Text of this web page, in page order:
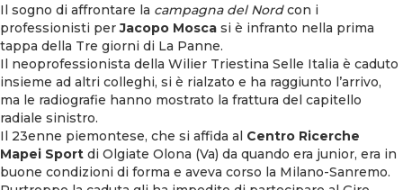
Il sogno di affrontare la campagna del Nordcon i
professionisti perJacopo Mosca si è infranto nella prima
tappa della Tre giorni di La Panne.
Il neoprofessionista della Wilier Triestina Selle Italia è caduto
insieme ad altri colleghi, si è rialzato e ha raggiunto l’arrivo,
ma le radiografie hanno mostrato la frattura del capitello
radiale sinistro.
Il 23enne piemontese, che si affida al Centro Ricerche
Mapei Sport di Olgiate Olona (Va) da quando era junior, era in
buone condizioni di forma e aveva corso la Milano-Sanremo.